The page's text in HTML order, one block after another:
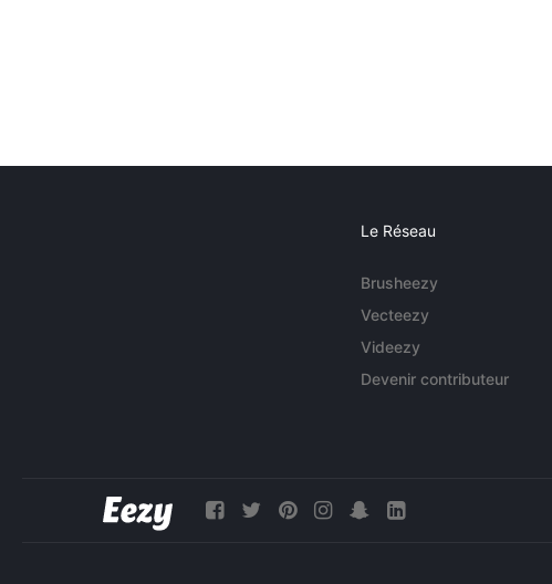
Le Réseau
Brusheezy
Vecteezy
Videezy
Devenir contributeur